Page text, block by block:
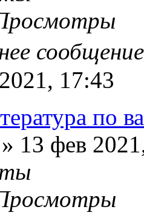
17:43
по
» 13 фев